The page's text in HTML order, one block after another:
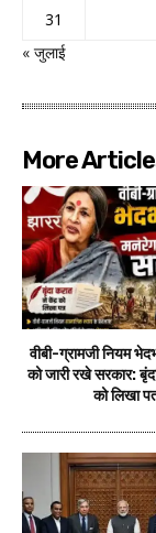
31
« जुलाई
More
वीबी-ग्रामजी नियम
को जारी रखे सरकार:
को लिखा